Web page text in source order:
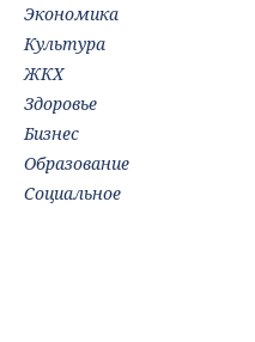
Экономика
Культура
ЖКХ
Здоровье
Бизнес
Образование
Социальное